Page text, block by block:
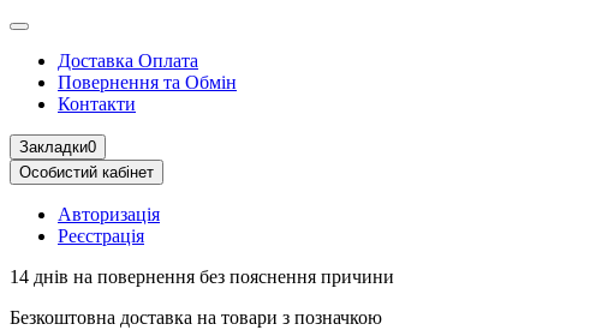
Доставка Оплата
Повернення та Обмін
Контакти
Закладки0
Особистий кабінет
Авторизація
Реєстрація
14 днів на повернення без пояснення причини
Безкоштовна доставка на товари з позначкою